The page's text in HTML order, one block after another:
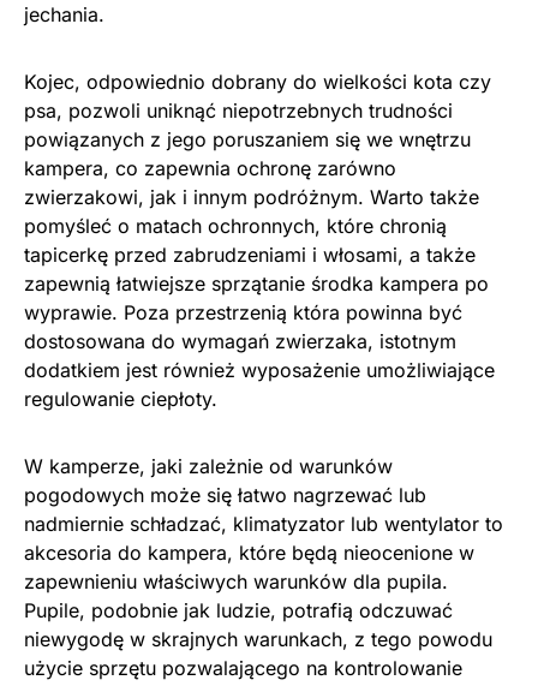
jechania.
Kojec, odpowiednio dobrany do wielkości kota czy
psa, pozwoli uniknąć niepotrzebnych trudności
powiązanych z jego poruszaniem się we wnętrzu
kampera, co zapewnia ochronę zarówno
zwierzakowi, jak i innym podróżnym. Warto także
pomyśleć o matach ochronnych, które chronią
tapicerkę przed zabrudzeniami i włosami, a także
zapewnią łatwiejsze sprzątanie środka kampera po
wyprawie. Poza przestrzenią która powinna być
dostosowana do wymagań zwierzaka, istotnym
dodatkiem jest również wyposażenie umożliwiające
regulowanie ciepłoty.
W kamperze, jaki zależnie od warunków
pogodowych może się łatwo nagrzewać lub
nadmiernie schładzać, klimatyzator lub wentylator to
akcesoria do kampera, które będą nieocenione w
zapewnieniu właściwych warunków dla pupila.
Pupile, podobnie jak ludzie, potrafią odczuwać
niewygodę w skrajnych warunkach, z tego powodu
użycie sprzętu pozwalającego na kontrolowanie